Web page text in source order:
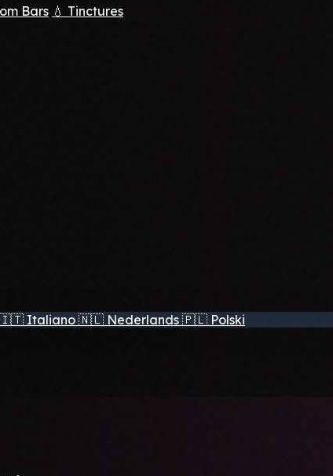
Bars 💧 Tinctures
Italiano 🇳🇱 Nederlands 🇵🇱 Polski